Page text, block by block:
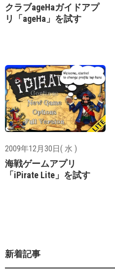
クラブageHaガイドアプ
リ「ageHa」を試す
2009年12月30日( 水 )
海戦ゲームアプリ
「iPirate Lite」を試す
新着記事